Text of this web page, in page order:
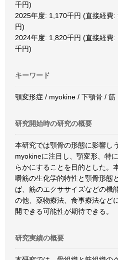
千円)
2025年度: 1,170千円 (直接経費
円)
2024年度: 1,820千円 (直接経費
千円)
キーワード
顎変形症 / myokine / 下顎骨 / 筋
研究開始時の研究の概要
本研究では顎骨の形態に影響し
myokineに注目し、顎変形、特
らかにすることを目的とした。
嚼筋の生化学的特性と顎骨形態
ば、筋のエクササイズなどの機
の他、薬物療法、食事療法など
開できる可能性が期待できる。
研究実績の概要